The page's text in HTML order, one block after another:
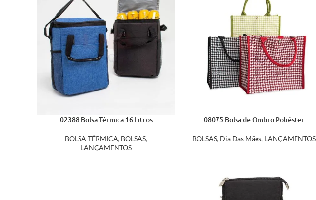
02388 Bolsa Térmica 16 Litros
BOLSA TÉRMICA, BOLSAS,
LANÇAMENTOS
08075 Bolsa de Ombro Poliéster
BOLSAS, Dia Das Mães, LANÇAMENTOS